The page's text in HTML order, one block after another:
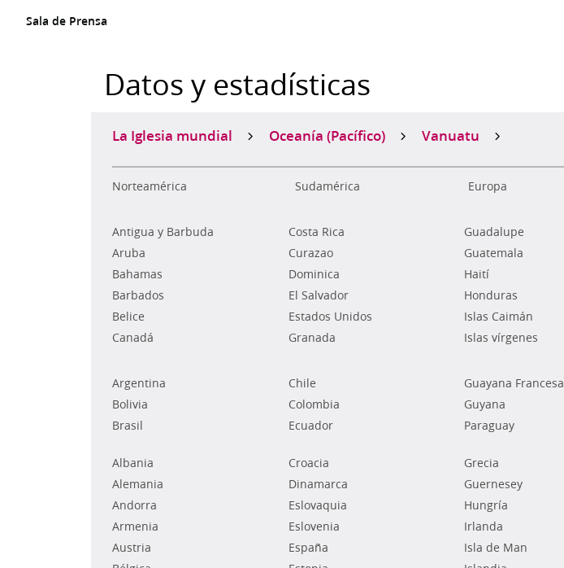
Sala de Prensa
Datos y estadísticas
La Iglesia mundial Oceanía (Pacífico) Vanuatu
Norteamérica Sudamérica Europa
Antigua y Barbuda
Aruba
Bahamas
Barbados
Belice
Canadá
Costa Rica
Curazao
Dominica
El Salvador
Estados Unidos
Granada
Guadalupe
Guatemala
Haití
Honduras
Islas Caimán
Islas vírgenes
Argentina
Bolivia
Brasil
Chile
Colombia
Ecuador
Guayana Francesa
Guyana
Paraguay
Albania
Alemania
Andorra
Armenia
Austria
Croacia
Dinamarca
Eslovaquia
Eslovenia
España
Grecia
Guernesey
Hungría
Irlanda
Isla de Man